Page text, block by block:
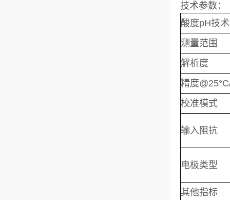
技术参数：
酸度pH技
测量范围
解析度
精度
校准模式
输入阻抗
电极类型
其他指标